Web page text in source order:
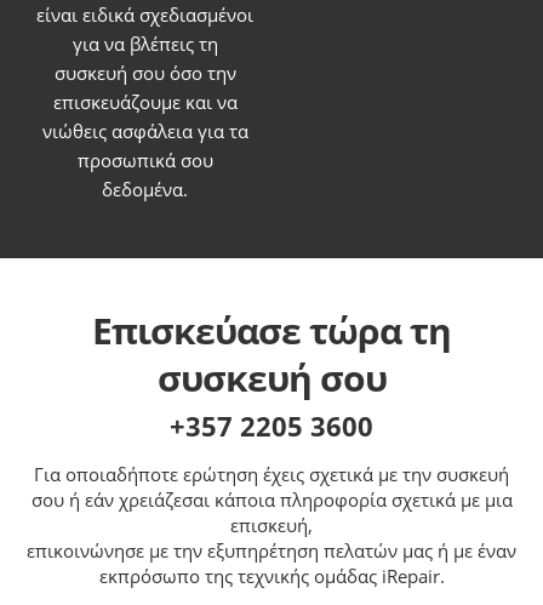
είναι ειδικά σχεδιασμένοι
για να βλέπεις τη
συσκευή σου όσο την
επισκευάζουμε και να
νιώθεις ασφάλεια για τα
προσωπικά σου
δεδομένα.
Επισκεύασε τώρα τη
συσκευή σου
+357 2205 3600
Για οποιαδήποτε ερώτηση έχεις σχετικά με την συσκευή
σου ή εάν χρειάζεσαι κάποια πληροφορία σχετικά με μια
επισκευή,
επικοινώνησε με την εξυπηρέτηση πελατών μας ή με έναν
εκπρόσωπο της τεχνικής ομάδας iRepair.